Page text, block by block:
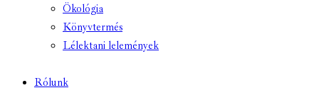
Ökológia
Könyvtermés
Lélektani lelemények
Rólunk